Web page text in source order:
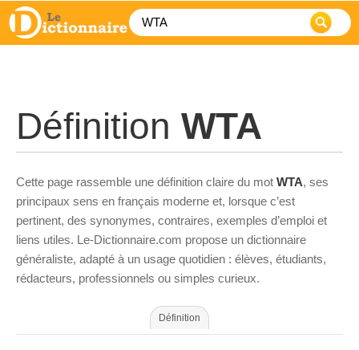
Définition WTA
Cette page rassemble une définition claire du mot WTA, ses
principaux sens en français moderne et, lorsque c’est
pertinent, des synonymes, contraires, exemples d’emploi et
liens utiles. Le-Dictionnaire.com propose un dictionnaire
généraliste, adapté à un usage quotidien : élèves, étudiants,
rédacteurs, professionnels ou simples curieux.
Définition